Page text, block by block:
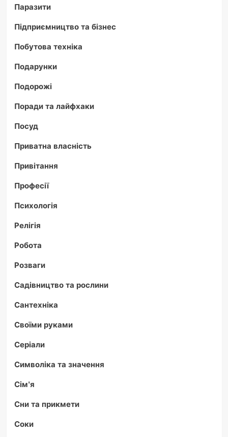
Паразити
Підприємництво та бізнес
Побутова техніка
Подарунки
Подорожі
Поради та лайфхаки
Посуд
Приватна власність
Привітання
Професії
Психологія
Релігія
Робота
Розваги
Садівництво та рослини
Сантехніка
Своїми руками
Серіали
Символіка та значення
Сім'я
Сни та прикмети
Соки